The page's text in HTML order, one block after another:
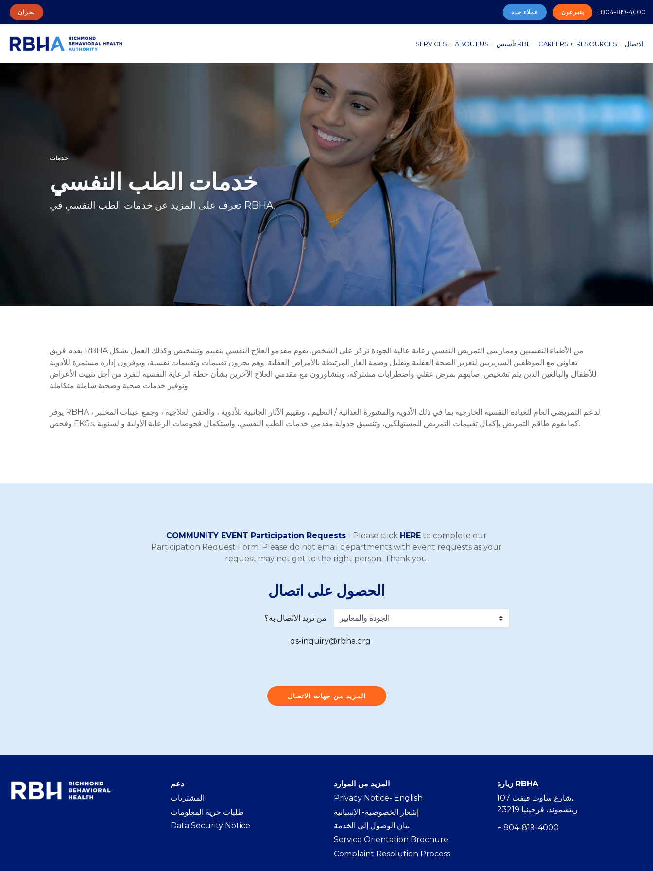
بحران عملاء جدد يتبرعون + 804-819-4000
SERVICES + ABOUT US + تأسيس RBH CAREERS + RESOURCES + الاتصال
خدمات
خدمات الطب النفسي
تعرف على المزيد عن خدمات الطب النفسي في RBHA.
يقدم فريق RBHA من الأطباء النفسيين وممارسي التمريض النفسي رعاية عالية الجودة تركز على الشخص. يقوم مقدمو العلاج النفسي بتقييم وتشخيص وكذلك العمل بشكل
تعاوني مع الموظفين السريريين لتعزيز الصحة العقلية وتقليل وصمة العار المرتبطة بالأمراض العقلية. وهم يجرون تقييمات وتقييمات نفسية، ويوفرون إدارة مستمرة للأدوية
للأطفال والبالغين الذين يتم تشخيص إصابتهم بمرض عقلي واضطرابات مشتركة، ويتشاورون مع مقدمي العلاج الآخرين بشأن خطة الرعاية النفسية للفرد من أجل تثبيت الأعراض
وتوفير خدمات صحية وصحية شاملة متكاملة.
يوفر RBHA الدعم التمريضي العام للعيادة النفسية الخارجية بما في ذلك الأدوية والمشورة الغذائية / التعليم ، وتقييم الآثار الجانبية للأدوية ، والحقن العلاجية ، وجمع عينات المختبر ،
وفحص EKGs. كما يقوم طاقم التمريض بإكمال تقييمات التمريض للمستهلكين، وتنسيق جدولة مقدمي خدمات الطب النفسي، واستكمال فحوصات الرعاية الأولية والسنوية.
COMMUNITY EVENT Participation Requests - Please click HERE to complete our
Participation Request Form. Please do not email departments with event requests as your
request may not get to the right person. Thank you.
الحصول على اتصال
من تريد الاتصال به؟
qs-inquiry@rbha.org
المزيد من جهات الاتصال
دعم
المشتريات
طلبات حرية المعلومات
Data Security Notice
المزيد من الموارد
Privacy Notice- English
إشعار الخصوصية- الإسبانية
بيان الوصول إلى الخدمة
Service Orientation Brochure
Complaint Resolution Process
زيارة RBHA
107 شارع ساوث فيفث،
ريتشموند، فرجينيا 23219
+ 804-819-4000